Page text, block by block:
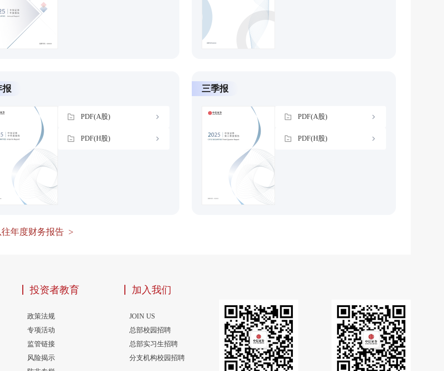
报
PDF(A股)
PDF(H股)
三季报
PDF(A股)
PDF(H股)
年度财务报告 >
投资者教育
政策法规
专项活动
监管链接
风险揭示
加入我们
JOIN US
总部校园招聘
总部实习生招聘
分支机构校园招聘